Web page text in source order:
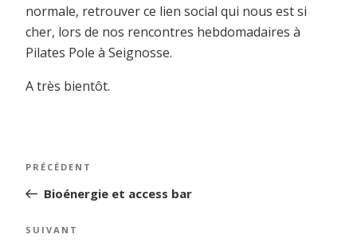
normale, retrouver ce lien social qui nous est si
cher, lors de nos rencontres hebdomadaires à
Pilates Pole à Seignosse.
A très bientôt.
Navigation
de
l’article
Article
précédent
PRÉCÉDENT
Bioénergie et access bar
Article
SUIVANT